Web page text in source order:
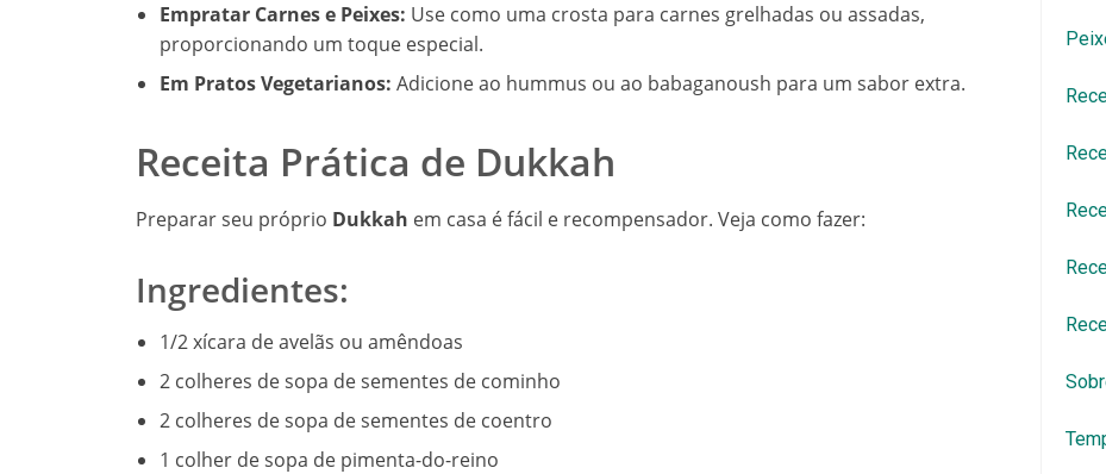
Empratar Carnes e Peixes: Use como uma crosta para carnes grelhadas ou assadas,
proporcionando um toque especial.
Em Pratos Vegetarianos: Adicione ao hummus ou ao babaganoush para um sabor extra.
Receita Prática de Dukkah
Preparar seu próprio Dukkah em casa é fácil e recompensador. Veja como fazer:
Ingredientes:
1/2 xícara de avelãs ou amêndoas
2 colheres de sopa de sementes de cominho
2 colheres de sopa de sementes de coentro
1 colher de sopa de pimenta-do-reino